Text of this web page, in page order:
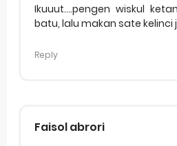
Ikuuut....pengen wiskul
batu, lalu makan sate kelinci
Reply
Faisol abrori